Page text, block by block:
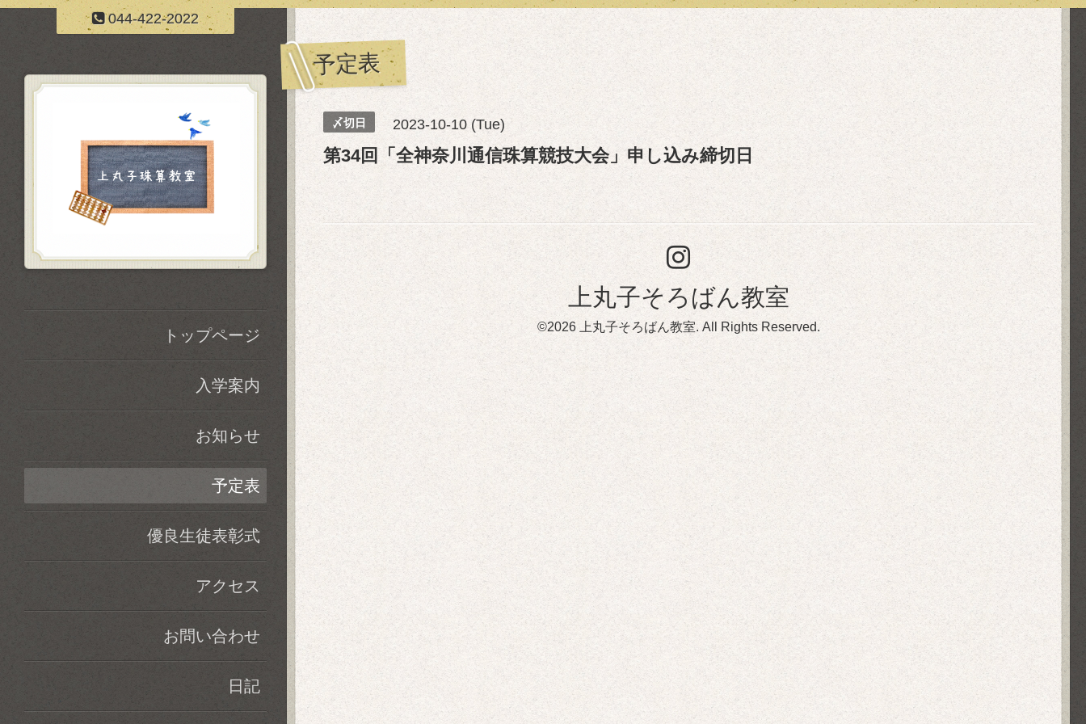
044-422-2022
予定表
〆切日 2023-10-10 (Tue)
第34回「全神奈川通信珠算競技大会」申し込み締切日
上丸子そろばん教室
©2026 上丸子そろばん教室. All Rights Reserved.
トップページ
入学案内
お知らせ
予定表
優良生徒表彰式
アクセス
お問い合わせ
日記